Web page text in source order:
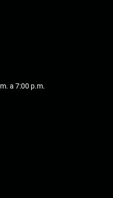
a 7:00 p.m.